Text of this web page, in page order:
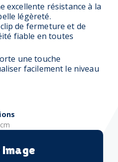
excellente résistance à la
légèreté.
de fermeture et de
fiable en toutes
une touche
facilement le niveau